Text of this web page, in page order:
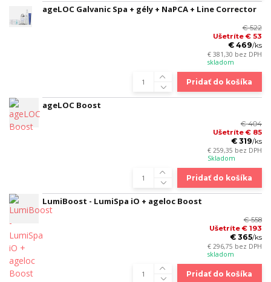
ageLOC Galvanic Spa + gély + NaPCA + Line Corrector
€ 522
Ušetríte € 53
€ 469/ks
€ 381,30 bez DPH
skladom
Pridať do košíka
ageLOC Boost
€ 404
Ušetríte € 85
€ 319/ks
€ 259,35 bez DPH
Skladom
Pridať do košíka
LumiBoost - LumiSpa iO + ageloc Boost
€ 558
Ušetríte € 193
€ 365/ks
€ 296,75 bez DPH
skladom
Pridať do košíka